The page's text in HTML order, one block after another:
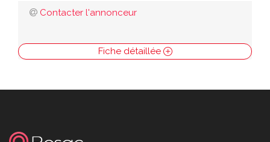
Contacter l'annonceur
Fiche détaillée